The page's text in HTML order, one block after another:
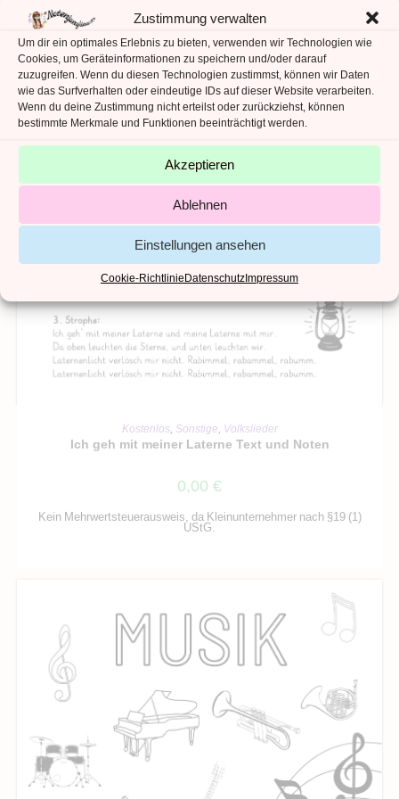
Zustimmung verwalten
Um dir ein optimales Erlebnis zu bieten, verwenden wir Technologien wie
Cookies, um Geräteinformationen zu speichern und/oder darauf
zuzugreifen. Wenn du diesen Technologien zustimmst, können wir Daten
wie das Surfverhalten oder eindeutige IDs auf dieser Website verarbeiten.
Wenn du deine Zustimmung nicht erteilst oder zurückziehst, können
bestimmte Merkmale und Funktionen beeinträchtigt werden.
Akzeptieren
Ablehnen
Einstellungen ansehen
Cookie-RichtlinieDatenschutzImpressum
IN DEN WARENKORB
Kostenlos, Sonstige, Volkslieder
Ich geh mit meiner Laterne Text und Noten
0,00 €
Kein Mehrwertsteuerausweis, da Kleinunternehmer nach §19 (1)
UStG.